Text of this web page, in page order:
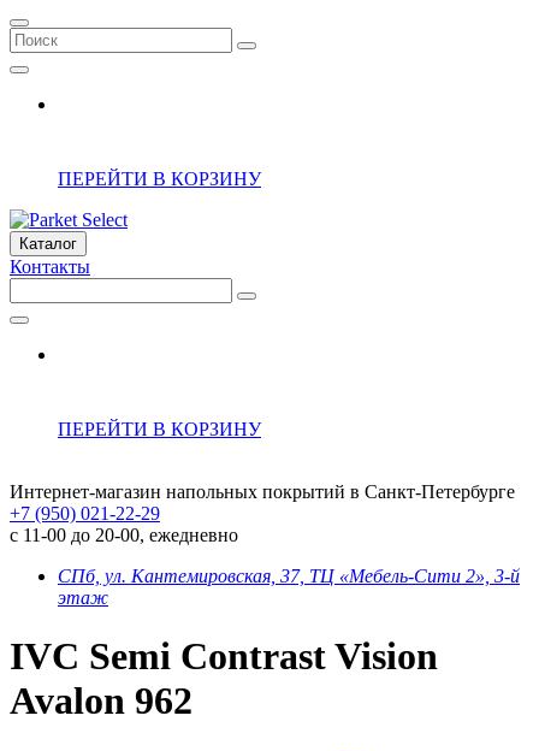
ПЕРЕЙТИ В КОРЗИНУ
Каталог
Контакты
ПЕРЕЙТИ В КОРЗИНУ
Интернет-магазин напольных покрытий в Санкт-Петербурге
+7 (950) 021-22-29
с 11-00 до 20-00, ежедневно
СПб, ул. Кантемировская, 37, ТЦ «Мебель-Сити 2», 3-й
этаж
IVC Semi Contrast Vision
Avalon 962